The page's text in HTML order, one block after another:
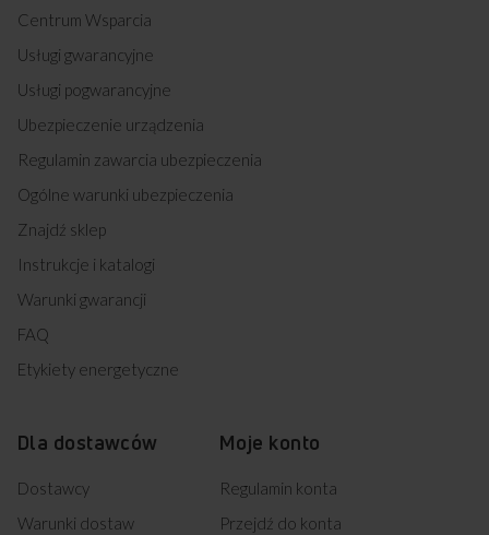
Centrum Wsparcia
Usługi gwarancyjne
Usługi pogwarancyjne
Ubezpieczenie urządzenia
Regulamin zawarcia ubezpieczenia
Ogólne warunki ubezpieczenia
Znajdź sklep
Instrukcje i katalogi
Warunki gwarancji
FAQ
Etykiety energetyczne
Dla dostawców
Dostawcy
Warunki dostaw
Moje konto
Regulamin konta
Przejdź do konta